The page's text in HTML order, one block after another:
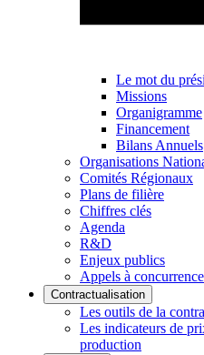
Le mot du
Missions
Organigramme
Financement
Bilans Annuels
Organisations
Comités Régionaux
Plans de filière
Chiffres clés
Agenda
R&D
Enjeux publics
Appels à concurrence
Contractualisation
Les outils de la
Les indicateurs de
production